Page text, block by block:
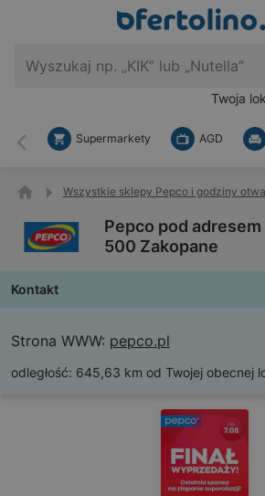
Twoja
Wstecz
Supermarkety AGD
Wszystkie sklepy Pepco i godziny
Pepco pod
500 Zakopane
Kontakt
Strona WWW: pepco.pl
odległość: 645,63 km od Twojej obecnej